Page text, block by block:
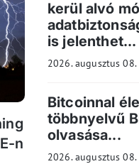
n
kerül alvó
is jelenthet...
2026. augusztus 08.
Bitcoinnal
többnyelvű
olvasása...
2026. augusztus 08.